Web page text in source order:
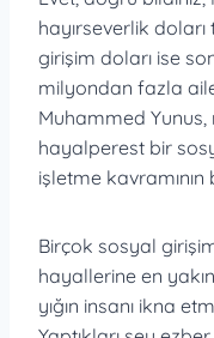
hayırseverlik
girişim doları ise
milyondan fazla
Muhammed
hayalperest bir
işletme kavramının
Birçok sosyal
hayallerine en
yığın insanı ikna